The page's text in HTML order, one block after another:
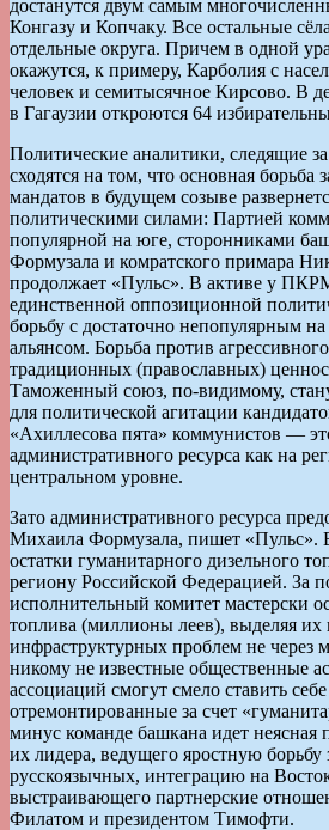
достанутся двум самым
Конгазу и Копчаку. Все остальные
отдельные округа. Причем в одной
окажутся, к примеру, Карболия с
человек и семитысячное Кирсово. В
в Гагаузии откроются 64
Политические аналитики, следящие
сходятся на том, что основная борьба
мандатов в будущем созыве
политическими силами: Партией
популярной на юге, сторонниками
Формузала и комратского примара
продолжает «Пульс». В активе у
единственной оппозиционной
борьбу с достаточно непопулярным
альянсом. Борьба против
традиционных (православных)
Таможенный союз, по-видимому,
для политической агитации
«Ахиллесова пята» коммунистов —
административного ресурса как на
центральном уровне.
Зато административного ресурса
Михаила Формузала, пишет «Пульс».
остатки гуманитарного дизельного
региону Российской Федерацией. За
исполнительный комитет мастерски
топлива (миллионы леев), выделяя
инфраструктурных проблем не через
никому не известные общественные
ассоциаций смогут смело ставить
отремонтированные за счет
минус команде башкана идет неясная
их лидера, ведущего яростную борьбу
русскоязычных, интеграцию на
выстраивающего партнерские
Филатом и президентом Тимофти.